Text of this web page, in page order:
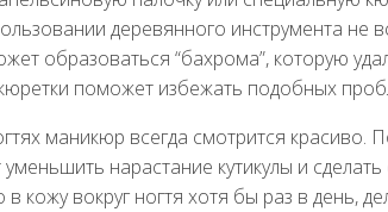
деревянного инструмента не
образоваться “бахрома”, которую
поможет избежать подобных
маникюр всегда смотрится красиво.
нарастание кутикулы и
кожу вокруг ногтя хотя бы раз в день,